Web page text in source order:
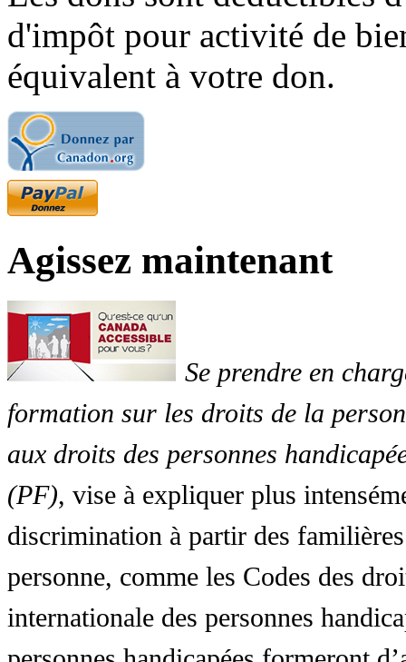
d'impôt pour activité de
équivalent à votre don.
Agissez maintenant
Se prendre en
formation sur les droits de la
aux droits des personnes
(PF), vise à expliquer plus
discrimination à partir des
personne, comme les Codes des
internationale des personnes